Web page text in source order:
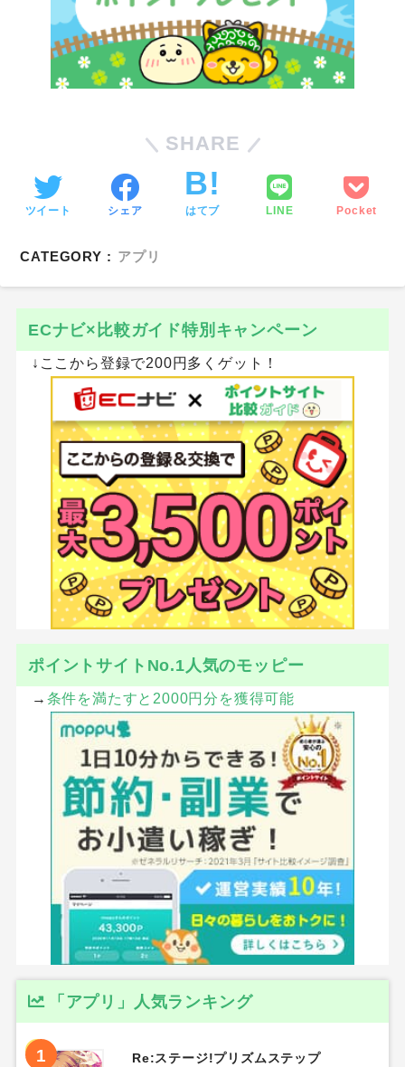
SHARE
ツイート シェア はてブ LINE Pocket
CATEGORY : アプリ
ECナビ×比較ガイド特別キャンペーン
↓ここから登録で200円多くゲット！
ポイントサイトNo.1人気のモッピー
→ 条件を満たすと2000円分を獲得可能
「アプリ」人気ランキング
1
Re:ステージ!プリズムステップ